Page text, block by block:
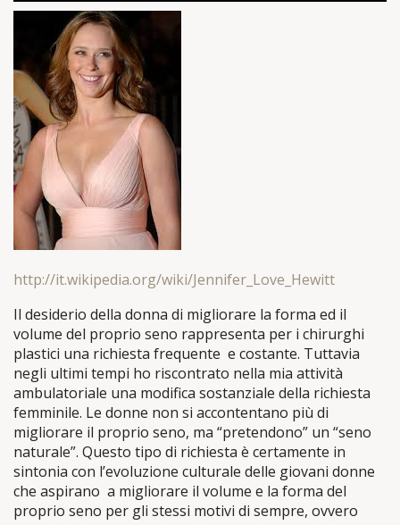
http://it.wikipedia.org/wiki/Jennifer_Love_Hewitt
Il desiderio della donna di migliorare la forma ed il
volume del proprio seno rappresenta per i chirurghi
plastici una richiesta frequente e costante. Tuttavia
negli ultimi tempi ho riscontrato nella mia attività
ambulatoriale una modifica sostanziale della richiesta
femminile. Le donne non si accontentano più di
migliorare il proprio seno, ma “pretendono” un “seno
naturale”. Questo tipo di richiesta è certamente in
sintonia con l’evoluzione culturale delle giovani donne
che aspirano a migliorare il volume e la forma del
proprio seno per gli stessi motivi di sempre, ovvero